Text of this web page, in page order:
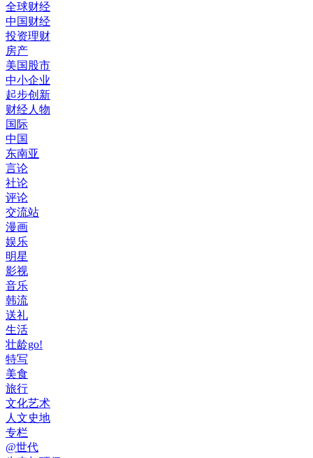
全球财经
中国财经
投资理财
房产
美国股市
中小企业
起步创新
财经人物
国际
中国
东南亚
言论
社论
评论
交流站
漫画
娱乐
明星
影视
音乐
韩流
送礼
生活
壮龄go!
特写
美食
旅行
文化艺术
人文史地
专栏
@世代